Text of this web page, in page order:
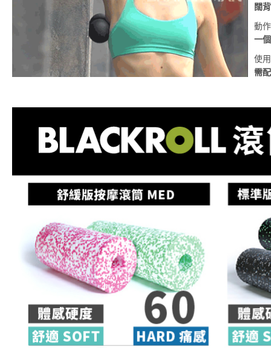
闊
動
一
使
需